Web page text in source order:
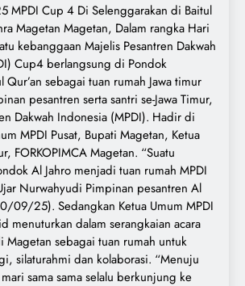
MPDI Cup 4 Di Selenggarakan di Baitul
Magetan Magetan, Dalam rangka Hari
kebanggaan Majelis Pesantren Dakwah
Cup4 berlangsung di Pondok
Qur’an sebagai tuan rumah Jawa timur
pesantren serta santri se-Jawa Timur,
Dakwah Indonesia (MPDI). Hadir di
MPDI Pusat, Bupati Magetan, Ketua
FORKOPIMCA Magetan. “Suatu
Al Jahro menjadi tuan rumah MPDI
Nurwahyudi Pimpinan pesantren Al
09/25). Sedangkan Ketua Umum MPDI
menuturkan dalam serangkaian acara
sebagai tuan rumah untuk
silaturahmi dan kolaborasi. “Menuju
sama sama selalu berkunjung ke